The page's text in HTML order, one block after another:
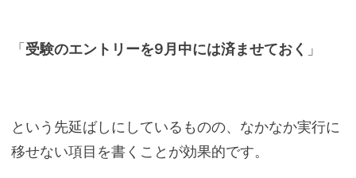
「 受験のエントリーを9月中には済ませておく 」
という先延ばしにしているものの、なかなか実行に
移せない項目を書くことが効果的です。